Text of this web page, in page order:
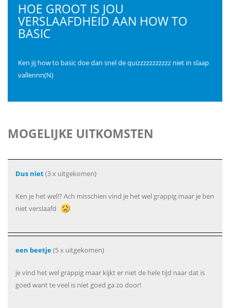
HOE GROOT IS JOU
VERSLAAFDHEID AAN HOW TO
BASIC
Ken jij how to basic doe dan snel de quizzzzzzzzzzz niet in slaap
vallennn(N)
MOGELIJKE UITKOMSTEN
Dus niet(3 x uitgekomen)
Ken je het wel!? Ach misschien vind je het wel grappig maar je ben
niet verslaafd
een beetje(5 x uitgekomen)
je vind het wel grappig maar kijkt er niet de hele tijd naar dat is
goed want te veel is niet goed ga zo door!